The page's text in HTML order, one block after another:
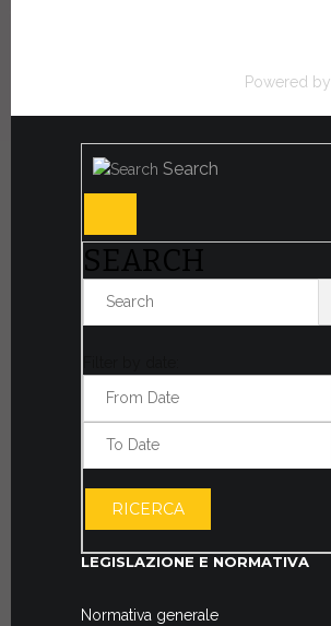
Powered by
Search
SEARCH
RICERCA
LEGISLAZIONE E NORMATIVA
Normativa generale